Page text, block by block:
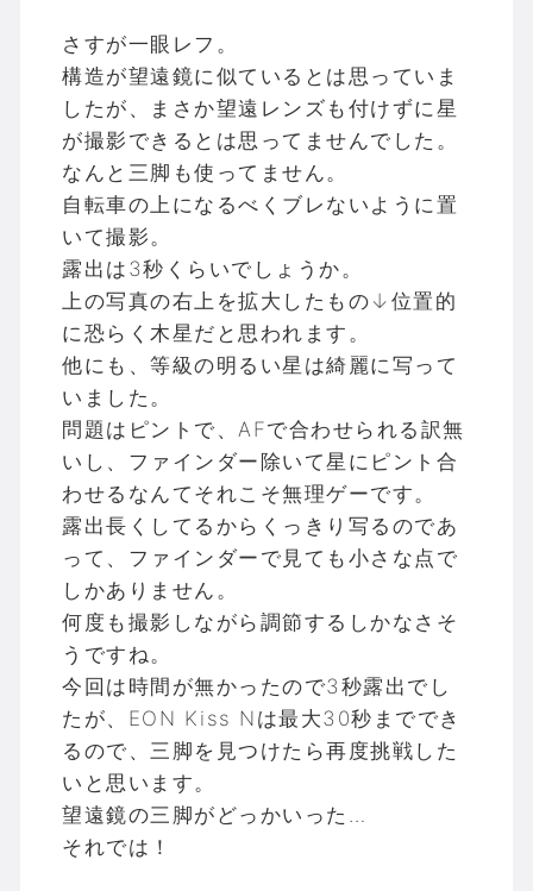
さすが一眼レフ。
構造が望遠鏡に似ているとは思っていま
したが、まさか望遠レンズも付けずに星
が撮影できるとは思ってませんでした。
なんと三脚も使ってません。
自転車の上になるべくブレないように置
いて撮影。
露出は3秒くらいでしょうか。
上の写真の右上を拡大したもの↓ 位置的
に恐らく木星だと思われます。
他にも、等級の明るい星は綺麗に写って
いました。
問題はピントで、AFで合わせられる訳無
いし、ファインダー除いて星にピント合
わせるなんてそれこそ無理ゲーです。
露出長くしてるからくっきり写るのであ
って、ファインダーで見ても小さな点で
しかありません。
何度も撮影しながら調節するしかなさそ
うですね。
今回は時間が無かったので3秒露出でし
たが、EON Kiss Nは最大30秒まででき
るので、三脚を見つけたら再度挑戦した
いと思います。
望遠鏡の三脚がどっかいった…
それでは！